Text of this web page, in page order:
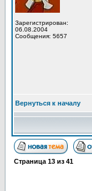
Зарегистрирован:
06.08.2004
Сообщения: 5657
Вернуться к началу
Страница 13 из 41